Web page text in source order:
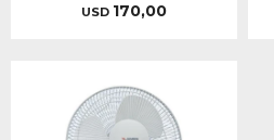
USD 170,00